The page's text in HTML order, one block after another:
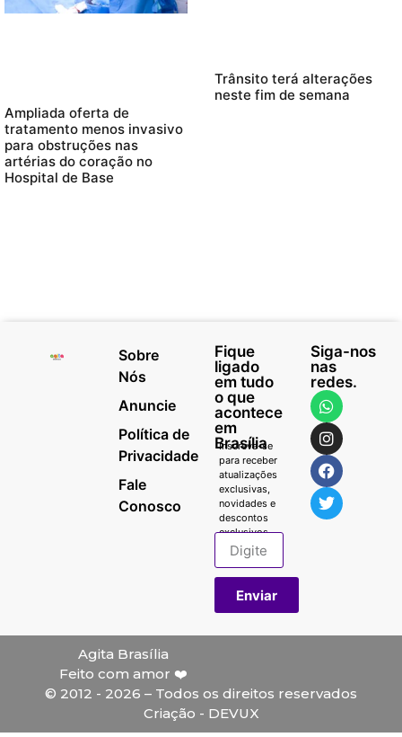
Ampliada oferta de
tratamento menos invasivo
para obstruções nas
artérias do coração no
Hospital de Base
Trânsito terá alterações
neste fim de semana
Sobre
Nós
Anuncie
Política de
Privacidade
Fale
Conosco
Fique
ligado
em tudo
o que
acontece
em
Brasília
Inscreva-se
para receber
atualizações
exclusivas,
novidades e
descontos
exclusivos.
Enviar
Siga-nos
nas
redes.
Agita Brasília
Feito com amor ❤️
© 2012 - 2026 – Todos os direitos reservados
Criação - DEVUX